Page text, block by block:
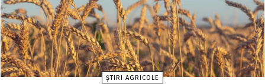
ȘTIRI AGRICOLE